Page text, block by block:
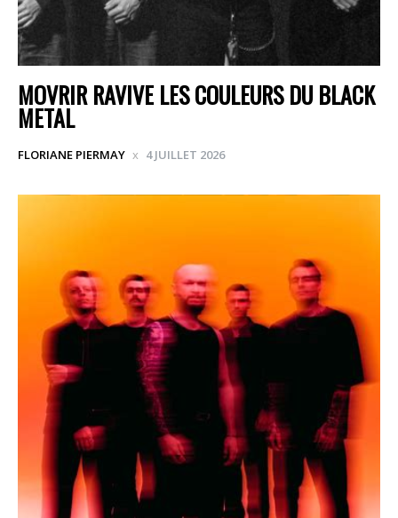
MOVRIR RAVIVE LES COULEURS DU BLACK
METAL
FLORIANE PIERMAY 4 JUILLET 2026